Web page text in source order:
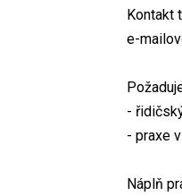
Kontakt
e-
-
- praxe
Náplň